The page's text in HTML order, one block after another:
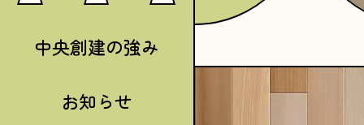
中央創建の強み
お知らせ